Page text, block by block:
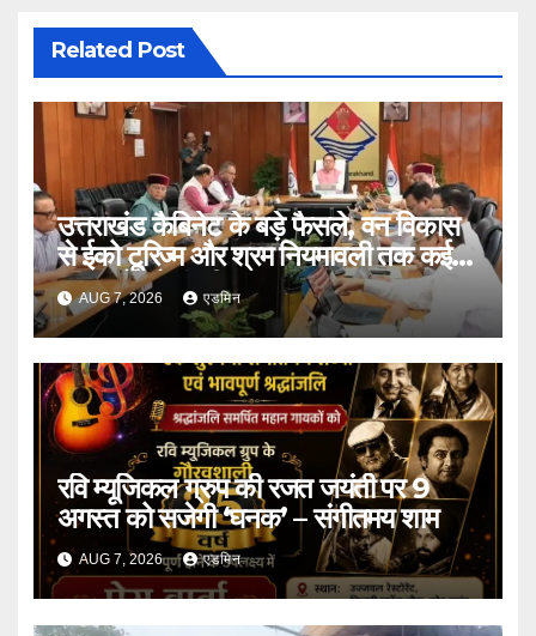
Related Post
उत्तराखंड कैबिनेट के बड़े फैसले, वन विकास
से ईको टूरिज्म और श्रम नियमावली तक कई
प्रस्तावों को मंजूरी
AUG 7, 2026 एडमिन
रवि म्यूजिकल ग्रुप की रजत जयंती पर 9
अगस्त को सजेगी ‘घनक’ – संगीतमय शाम
AUG 7, 2026 एडमिन